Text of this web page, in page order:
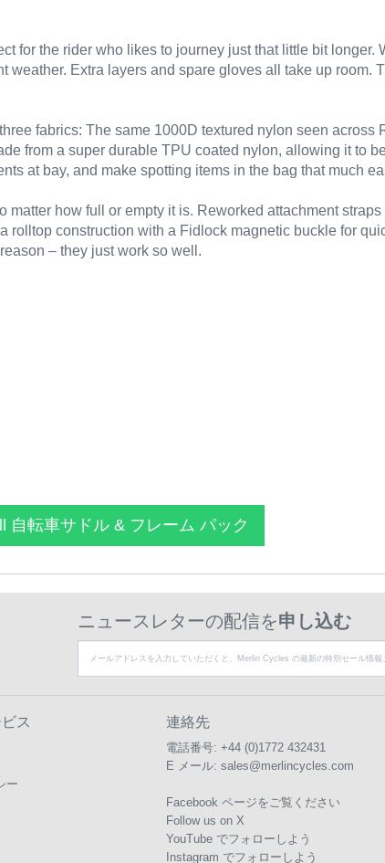
for the rider who likes to journey just that little bit
Extra layers and spare gloves all take up room.
fabrics: The same 1000D textured nylon seen across
from a super durable TPU coated nylon, allowing it to
at bay, and make spotting items in the bag that much
how full or empty it is. Reworked attachment
rolltop construction with a Fidlock magnetic buckle for
– they just work so well.
自転車サドル & フレーム パック
ニュースレターの配信を申し込む
ス
ー
連絡先
電話番号: +44 (0)1772 432431
E メール: sales@merlincycles.com
Facebook ページをご覧ください
Follow us on X
YouTube でフォローしよう
Instagram でフォローしよう